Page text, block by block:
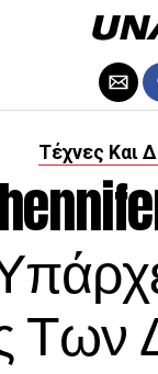
Τέχνες Και